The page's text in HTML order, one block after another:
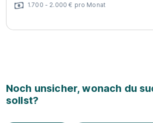
1.700 - 2.000 € pro Monat
Noch unsicher, wonach du
sollst?